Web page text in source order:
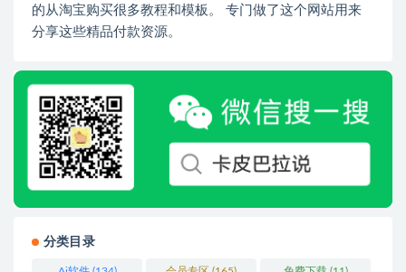
的从淘宝购买很多教程和模板。 专门做了这个网站用来
分享这些精品付款资源。
分类目录